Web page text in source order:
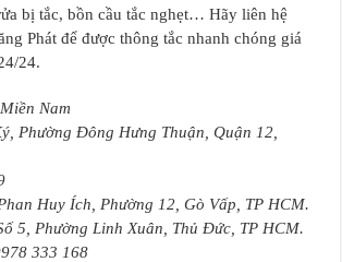
bị tắc, bồn cầu tắc nghẹt… Hãy liên hệ
Phát để được thông tắc nhanh chóng giá
24.
Nam
Phường Đông Hưng Thuận, Quận 12,
Huy Ích, Phường 12, Gò Vấp, TP HCM.
5, Phường Linh Xuân, Thủ Đức, TP HCM.
333 168